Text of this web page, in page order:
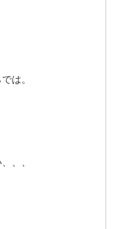
は。
、、